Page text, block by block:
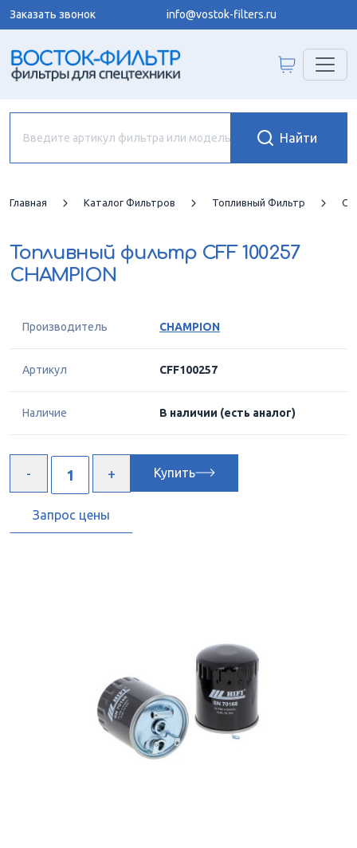
Заказать звонок info@vostok-filters.ru
Главная Каталог Фильтров Топливный Фильтр
Топливный фильтр CFF 100257
CHAMPION
Производитель CHAMPION
Артикул CFF100257
Наличие В наличии (есть аналог)
Купить
Запрос цены